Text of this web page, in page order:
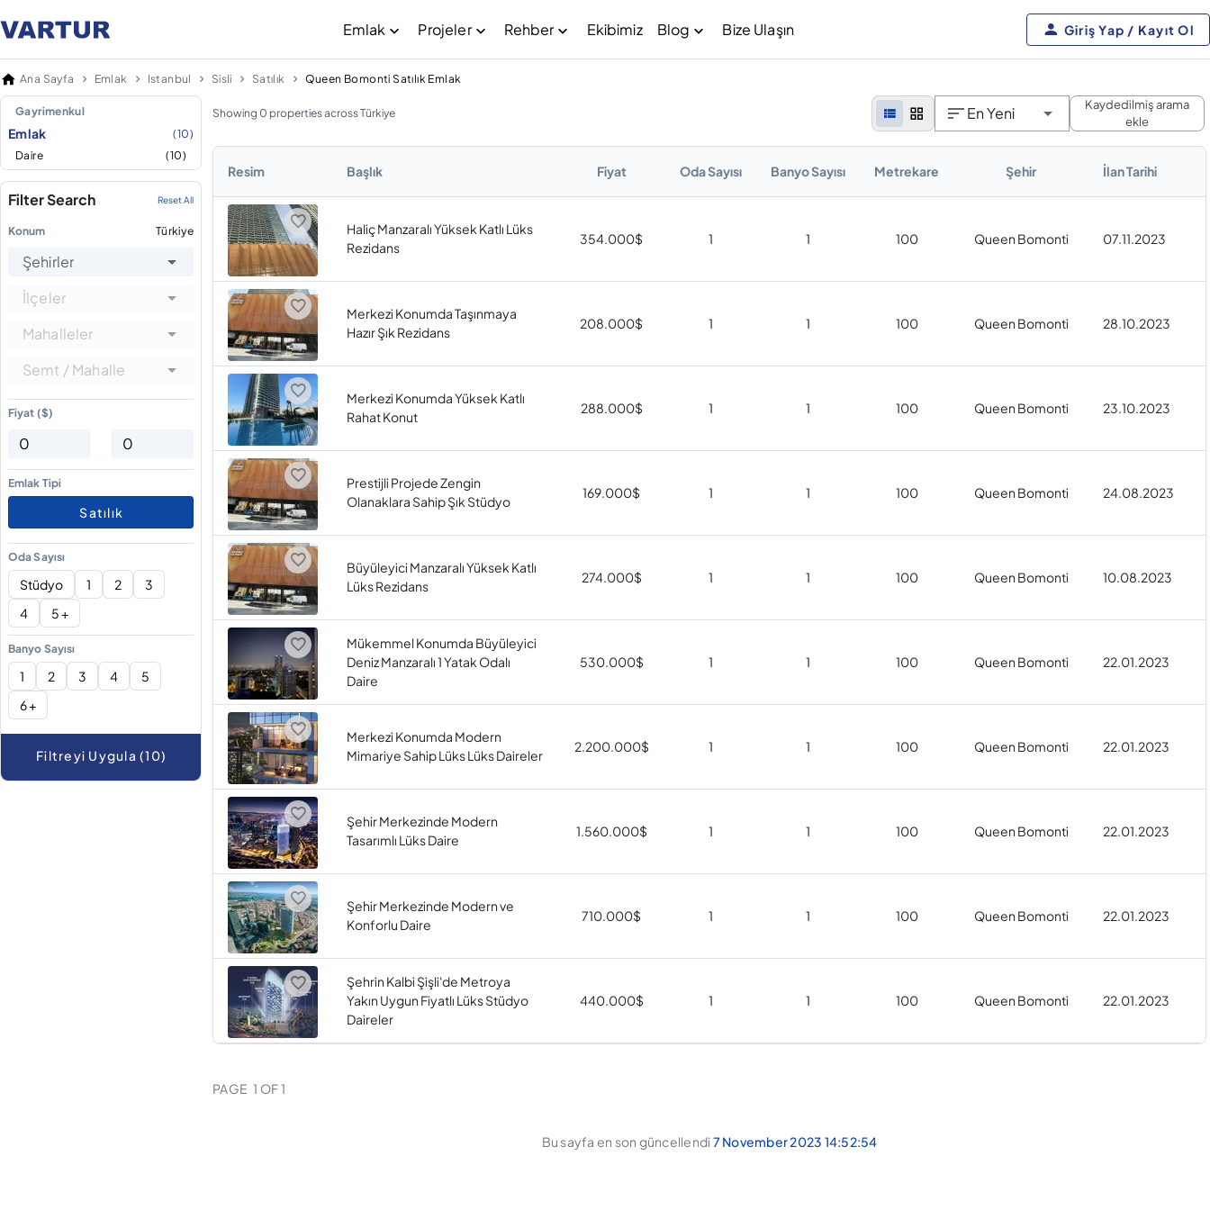
Emlak Projeler Rehber Ekibimiz Blog Bize Ulaşın Giriş Yap / Kayıt Ol
Ana Sayfa Emlak Istanbul Sisli Satılık Queen Bomonti Satılık Emlak
Gayrimenkul
Emlak
(10)
Daire
(10)
Filter Search Reset All
Konum Türkiye
Şehirler
İlçeler
Mahalleler
Semt / Mahalle
Fiyat ($)
Emlak Tipi
Satılık
Oda Sayısı
Stüdyo 1 2
3
4
5 +
Banyo Sayısı
1 2 3 4
5
6 +
Filtreyi Uygula (10)
Showing 0 properties across Türkiye En Yeni
Kaydedilmiş arama
ekle
Resim Başlık Fiyat Oda Sayısı Banyo Sayısı Metrekare Şehir İlan Tarihi
Haliç Manzaralı Yüksek Katlı Lüks
Rezidans
354.000$ 1 1 100 Queen Bomonti 07.11.2023
Merkezi Konumda Taşınmaya
Hazır Şık Rezidans
208.000$ 1 1 100 Queen Bomonti 28.10.2023
Merkezi Konumda Yüksek Katlı
Rahat Konut
288.000$ 1 1 100 Queen Bomonti 23.10.2023
Prestijli Projede Zengin
Olanaklara Sahip Şık Stüdyo
169.000$ 1 1 100 Queen Bomonti 24.08.2023
Büyüleyici Manzaralı Yüksek Katlı
Lüks Rezidans
274.000$ 1 1 100 Queen Bomonti 10.08.2023
Mükemmel Konumda Büyüleyici
Deniz Manzaralı 1 Yatak Odalı
Daire
530.000$ 1 1 100 Queen Bomonti 22.01.2023
Merkezi Konumda Modern
Mimariye Sahip Lüks Lüks Daireler
2.200.000$ 1 1 100 Queen Bomonti 22.01.2023
Şehir Merkezinde Modern
Tasarımlı Lüks Daire
1.560.000$ 1 1 100 Queen Bomonti 22.01.2023
Şehir Merkezinde Modern ve
Konforlu Daire
710.000$ 1 1 100 Queen Bomonti 22.01.2023
Şehrin Kalbi Şişli'de Metroya
Yakın Uygun Fiyatlı Lüks Stüdyo
Daireler
440.000$ 1 1 100 Queen Bomonti 22.01.2023
PAGE 1 OF1
Bu sayfa en son güncellendi 7 November 2023 14:52:54